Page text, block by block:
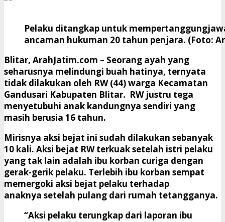
Pelaku ditangkap untuk
ancaman hukuman 20 tahun penjara. (Foto:
Blitar, ArahJatim.com – Seorang ayah yang
seharusnya melindungi buah hatinya, ternyata
tidak dilakukan oleh RW (44) warga Kecamatan
Gandusari Kabupaten Blitar. RW justru tega
menyetubuhi anak kandungnya sendiri yang
masih berusia 16 tahun.
Mirisnya aksi bejat ini sudah dilakukan sebanyak
10 kali. Aksi bejat RW terkuak setelah istri pelaku
yang tak lain adalah ibu korban curiga dengan
gerak-gerik pelaku. Terlebih ibu korban sempat
memergoki aksi bejat pelaku terhadap
anaknya setelah pulang dari rumah tetangganya.
“Aksi pelaku terungkap dari laporan ibu